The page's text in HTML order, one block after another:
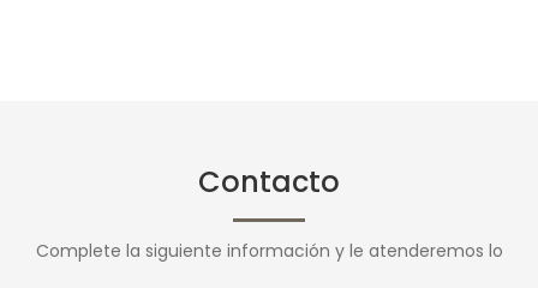
Contacto
Complete la siguiente información y le atenderemos lo